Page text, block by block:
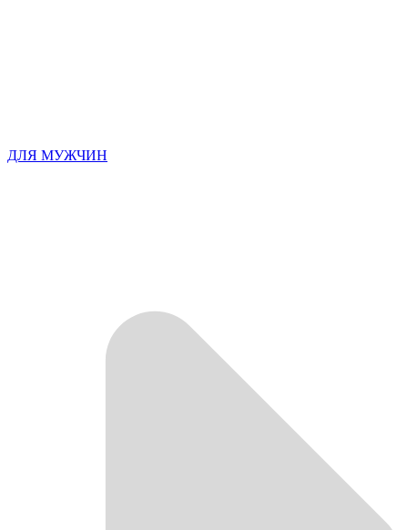
ДЛЯ МУЖЧИН